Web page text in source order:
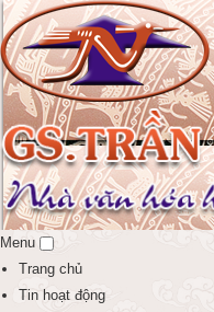
Menu
Trang chủ
Tin hoạt động